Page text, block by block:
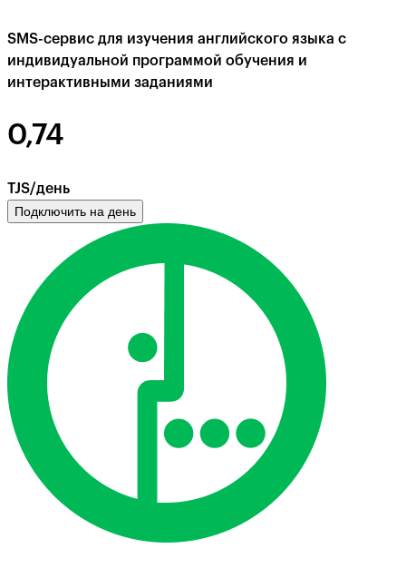
SMS-сервис для изучения английского языка с
индивидуальной программой обучения и
интерактивными заданиями
0,74
TJS/день
Подключить на день